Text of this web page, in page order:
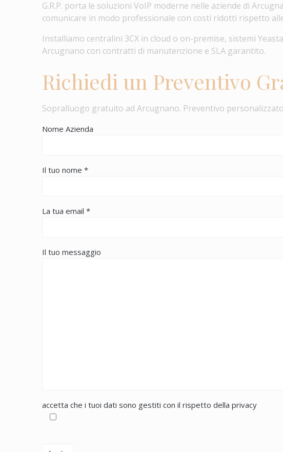
G.R.P. porta le soluzioni VoIP moderne nelle aziende di
comunicare in modo professionale con costi ridotti rispetto
Installiamo centralini 3CX in cloud o on-premise, sistemi
Arcugnano con contratti di manutenzione e SLA garantito.
Richiedi un Preventivo
Sopralluogo gratuito ad Arcugnano. Preventivo
Nome Azienda
Il tuo nome *
La tua email *
Il tuo messaggio
accetta che i tuoi dati sono gestiti con il rispetto della privacy